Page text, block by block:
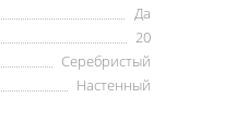
Да
20
Серебристый
Настенный